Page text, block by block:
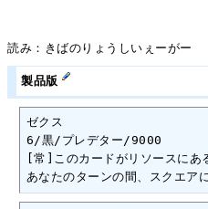
読み：きばのりょうしいぇーがー
製品版
ゼクス
6/黒/プレデター/9000
[常]このカードがリソースにあ
あなたのターンの間、スクエア